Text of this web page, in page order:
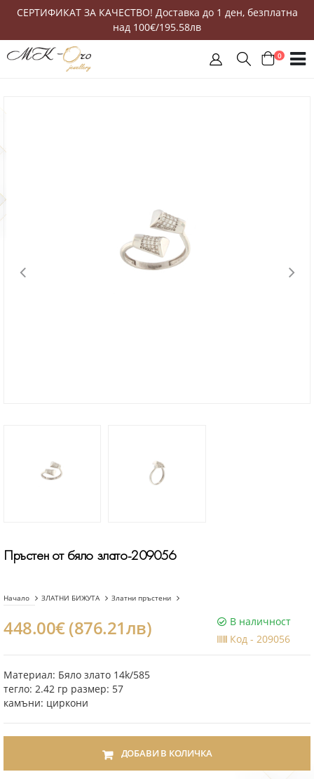
СЕРТИФИКАТ ЗА КАЧЕСТВО! Доставка до 1 ден, безплатна
над 100€/195.58лв
0
Пръстен от бяло злато-209056
Начало ЗЛАТНИ БИЖУТА Златни пръстени
448.00€ (876.21лв)
В наличност
Код -209056
Материал: Бяло злато 14k/585
тегло: 2.42 гр размер: 57
камъни: циркони
ДОБАВИ В КОЛИЧКА